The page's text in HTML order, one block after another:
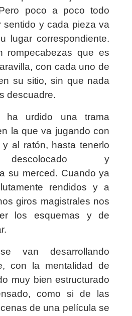
poco a poco todo
sentido y cada pieza va
lugar correspondiente.
rompecabezas que es
con cada uno de
su sitio, sin que nada
descuadre.
ha urdido una trama
la que va jugando con
al ratón, hasta tenerlo
descolocado y
su merced. Cuando ya
rendidos y a
giros magistrales nos
los esquemas y de
van desarrollando
con la mentalidad de
muy bien estructurado
como si de las
de una película se